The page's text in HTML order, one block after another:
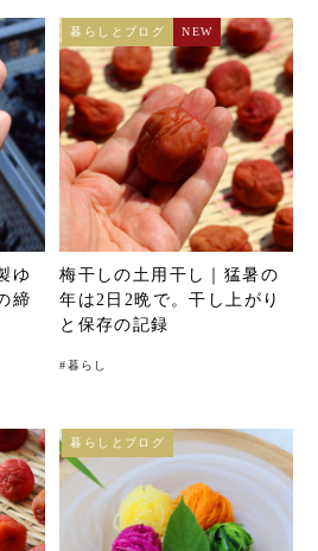
ゆ
締
梅干しの土用干し｜猛暑の
年は2日2晩で。干し上がり
と保存の記録
#暮らし
暮らしとブログ NEW
暮らしとブログ